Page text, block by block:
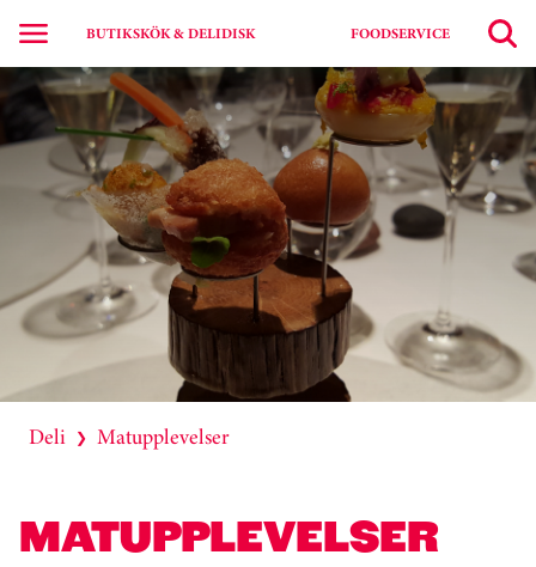
BUTIKSKÖK & DELIDISK FOODSERVICE
Deli ❯ Matupplevelser
MATUPPLEVELSER